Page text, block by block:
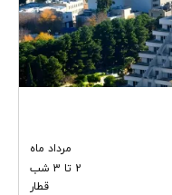
مرداد ماه
2 تا 3 شب
قطار